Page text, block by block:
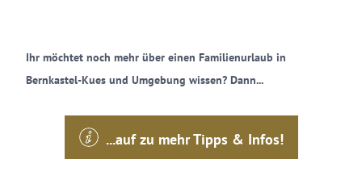
Ihr möchtet noch mehr über einen Familienurlaub in
Bernkastel-Kues und Umgebung wissen? Dann...
...auf zu mehr Tipps & Infos!